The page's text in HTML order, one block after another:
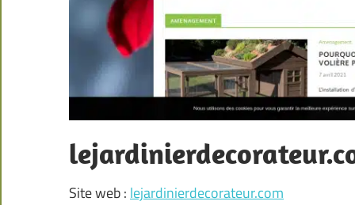
Site web : lejardinierdecorateur.com